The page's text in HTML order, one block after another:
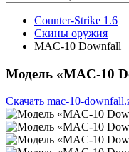
Counter-Strike 1.6
Скины оружия
MAC-10 Downfall
Модель «MAC-10
Скачать mac-10-